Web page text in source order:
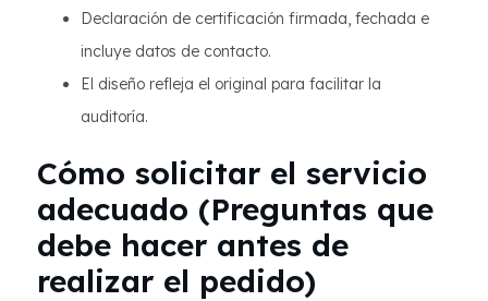
Declaración de certificación firmada, fechada e
incluye datos de contacto.
El diseño refleja el original para facilitar la
auditoría.
Cómo solicitar el servicio
adecuado (Preguntas que
debe hacer antes de
realizar el pedido)